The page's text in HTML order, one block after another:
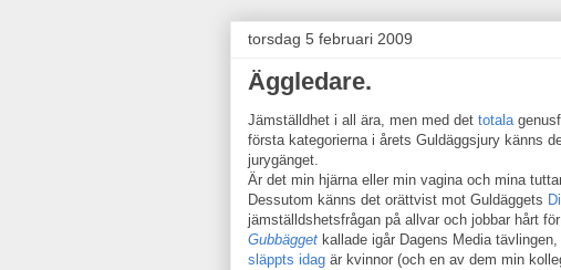
torsdag 5 februari 2009
Äggledare.
Jämställdhet i all ära, men med det totala
första kategorierna i årets Guldäggsjury känns
jurygänget.
Är det min hjärna eller min vagina och mina
Dessutom känns det orättvist mot Guldäggets
jämställdshetsfrågan på allvar och jobbar hårt
Gubbägget kallade igår Dagens Media
släppts idag är kvinnor (och en av dem min